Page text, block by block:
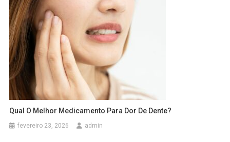
Qual O Melhor Medicamento Para Dor De Dente?
fevereiro 23, 2026 admin